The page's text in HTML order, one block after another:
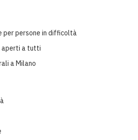
persone in difficoltà
aperti a tutti
a Milano